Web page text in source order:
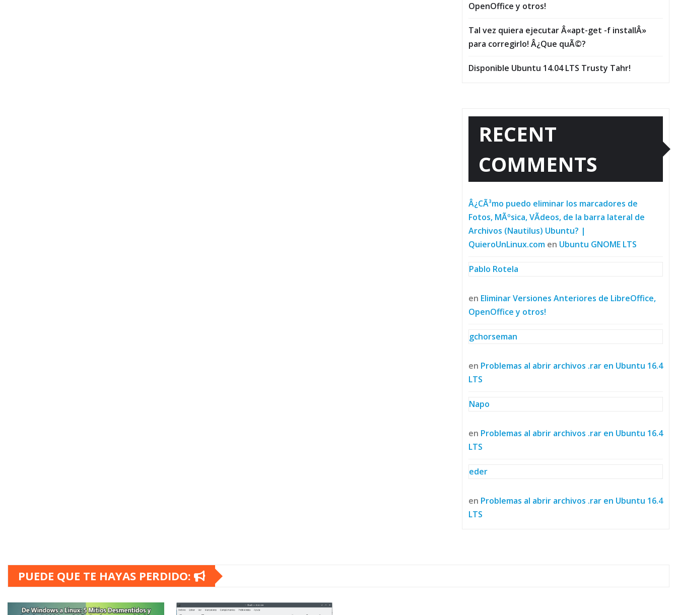
OpenOffice y otros!
Tal vez quiera ejecutar Â«apt-get -f installÂ»
para corregirlo! Â¿Que quÃ©?
Disponible Ubuntu 14.04 LTS Trusty Tahr!
RECENT
COMMENTS
Â¿CÃ³mo puedo eliminar los marcadores de
Fotos, MÃºsica, VÃ­deos, de la barra lateral de
Archivos (Nautilus) Ubuntu? |
QuieroUnLinux.com en Ubuntu GNOME LTS
Pablo Rotela
en Eliminar Versiones Anteriores de LibreOffice,
OpenOffice y otros!
gchorseman
en Problemas al abrir archivos .rar en Ubuntu 16.4
LTS
Napo
en Problemas al abrir archivos .rar en Ubuntu 16.4
LTS
eder
en Problemas al abrir archivos .rar en Ubuntu 16.4
LTS
PUEDE QUE TE HAYAS PERDIDO: